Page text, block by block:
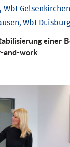
WbI Duisburg
einer
and-work